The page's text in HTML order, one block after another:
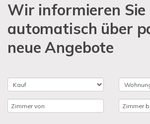
Wir informieren Sie
automatisch über
neue Angebote